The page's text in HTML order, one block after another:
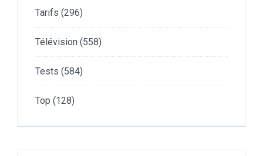
Tarifs (296)
Télévision (558)
Tests (584)
Top (128)